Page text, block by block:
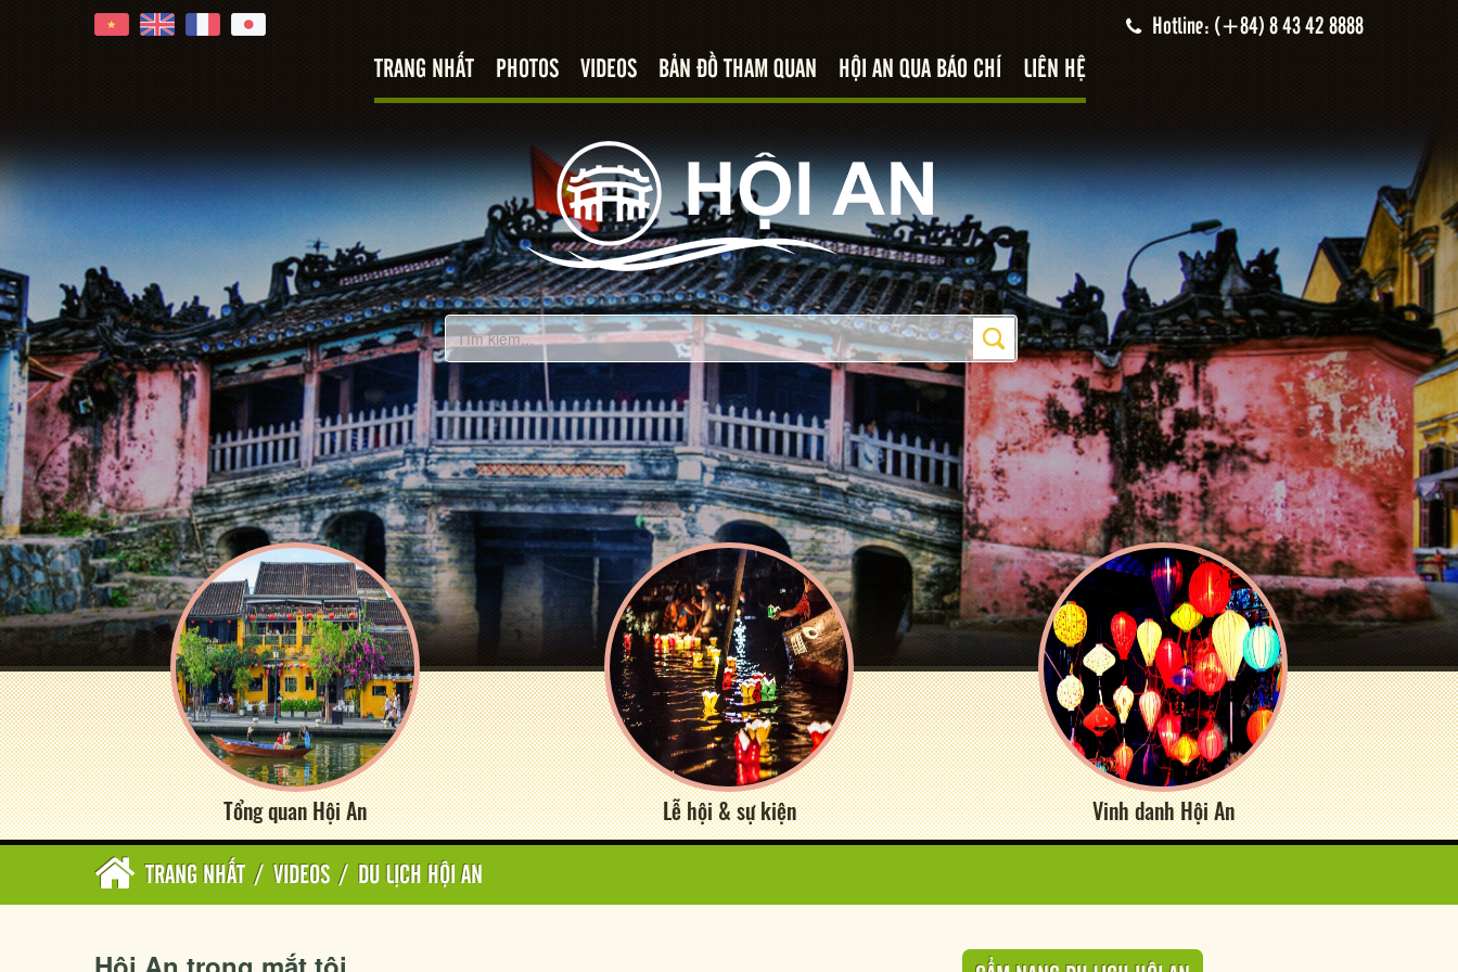
Hotline: (+84) 8 43 42 8888
TRANG NHẤT PHOTOS VIDEOS BẢN ĐỒ THAM QUAN HỘI AN QUA BÁO CHÍ LIÊN HỆ
Tổng quan Hội An Lễ hội & sự kiện Vinh danh Hội An
TRANG NHẤT / VIDEOS / DU LỊCH HỘI AN